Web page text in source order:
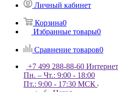
Личный кабинет
Корзина0
Избранные товары0
Сравнение товаров0
+7 499 288-88-60
Пн. – Чт.: 9:00 - 18:00
Пт.: 9:00 - 17:30 МСК